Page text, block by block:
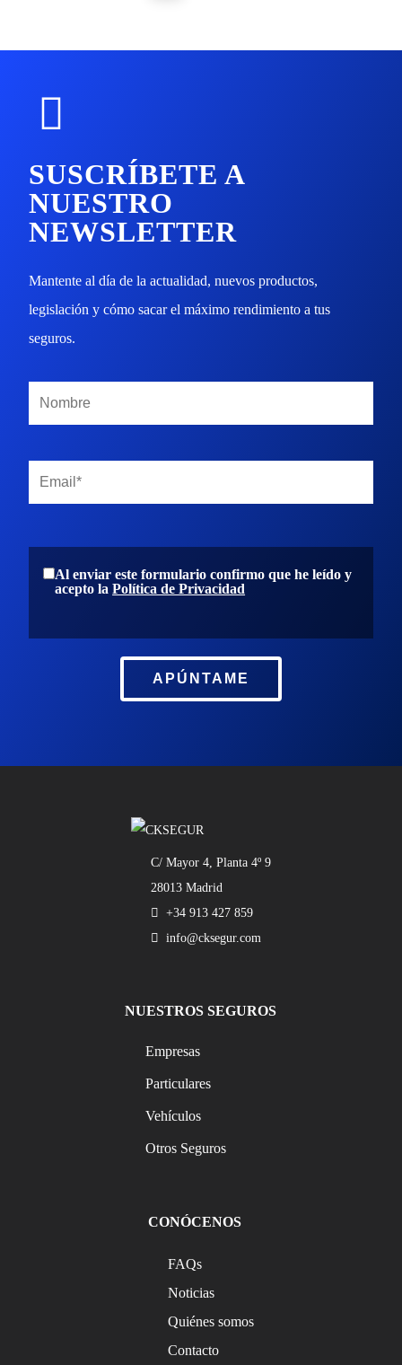
SUSCRÍBETE A
NUESTRO
NEWSLETTER
Mantente al día de la actualidad, nuevos productos,
legislación y cómo sacar el máximo rendimiento a tus
seguros.
Al enviar este formulario confirmo que he leído y
acepto laPolítica de Privacidad
APÚNTAME
C/ Mayor 4, Planta 4º 9
28013 Madrid
+34 913 427 859
info@cksegur.com
NUESTROS SEGUROS
Empresas
Particulares
Vehículos
Otros Seguros
CONÓCENOS
FAQs
Noticias
Quiénes somos
Contacto